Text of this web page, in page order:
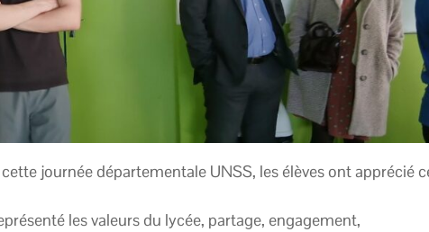
journée départementale UNSS, les élèves ont apprécié
les valeurs du lycée, partage, engagement,